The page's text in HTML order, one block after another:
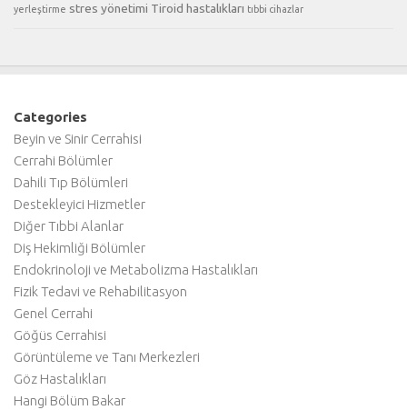
yerleştirme stres yönetimi Tiroid hastalıkları tıbbi cihazlar
Categories
Beyin ve Sinir Cerrahisi
Cerrahi Bölümler
Dahili Tıp Bölümleri
Destekleyici Hizmetler
Diğer Tıbbi Alanlar
Diş Hekimliği Bölümler
Endokrinoloji ve Metabolizma Hastalıkları
Fizik Tedavi ve Rehabilitasyon
Genel Cerrahi
Göğüs Cerrahisi
Görüntüleme ve Tanı Merkezleri
Göz Hastalıkları
Hangi Bölüm Bakar